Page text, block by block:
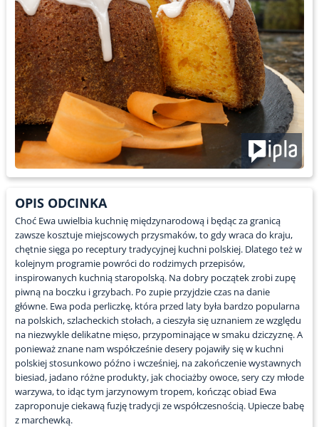
OPIS ODCINKA
Choć Ewa uwielbia kuchnię międzynarodową i będąc za granicą
zawsze kosztuje miejscowych przysmaków, to gdy wraca do kraju,
chętnie sięga po receptury tradycyjnej kuchni polskiej. Dlatego też w
kolejnym programie powróci do rodzimych przepisów,
inspirowanych kuchnią staropolską. Na dobry początek zrobi zupę
piwną na boczku i grzybach. Po zupie przyjdzie czas na danie
główne. Ewa poda perliczkę, która przed laty była bardzo popularna
na polskich, szlacheckich stołach, a cieszyła się uznaniem ze względu
na niezwykle delikatne mięso, przypominające w smaku dziczyznę. A
ponieważ znane nam współcześnie desery pojawiły się w kuchni
polskiej stosunkowo późno i wcześniej, na zakończenie wystawnych
biesiad, jadano różne produkty, jak chociażby owoce, sery czy młode
warzywa, to idąc tym jarzynowym tropem, kończąc obiad Ewa
zaproponuje ciekawą fuzję tradycji ze współczesnością. Upiecze babę
z marchewką.